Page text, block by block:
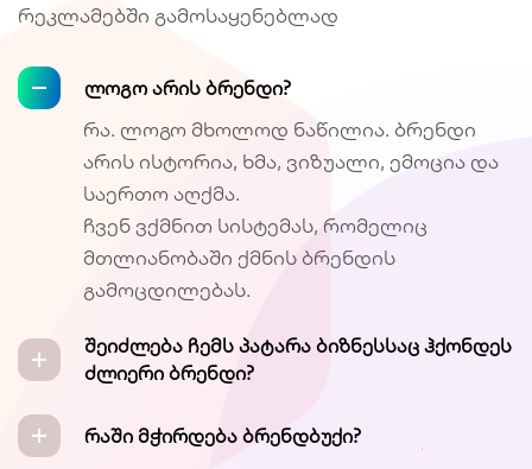
რეკლამებში გამოსაყენებლად
ლოგო არის ბრენდი?
რა. ლოგო მხოლოდ ნაწილია. ბრენდი
არის ისტორია, ხმა, ვიზუალი, ემოცია და
საერთო აღქმა.
ჩვენ ვქმნით სისტემას, რომელიც
მთლიანობაში ქმნის ბრენდის
გამოცდილებას.
შეიძლება ჩემს პატარა ბიზნესსაც ჰქონდეს
ძლიერი ბრენდი?
რაში მჭირდება ბრენდბუქი?